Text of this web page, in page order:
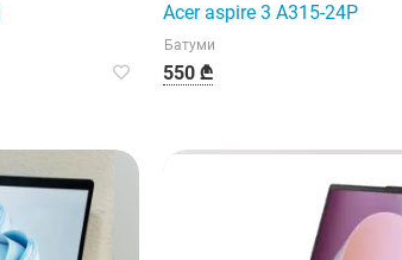
Acer aspire 3 A315-24P
Батуми
550 ₾